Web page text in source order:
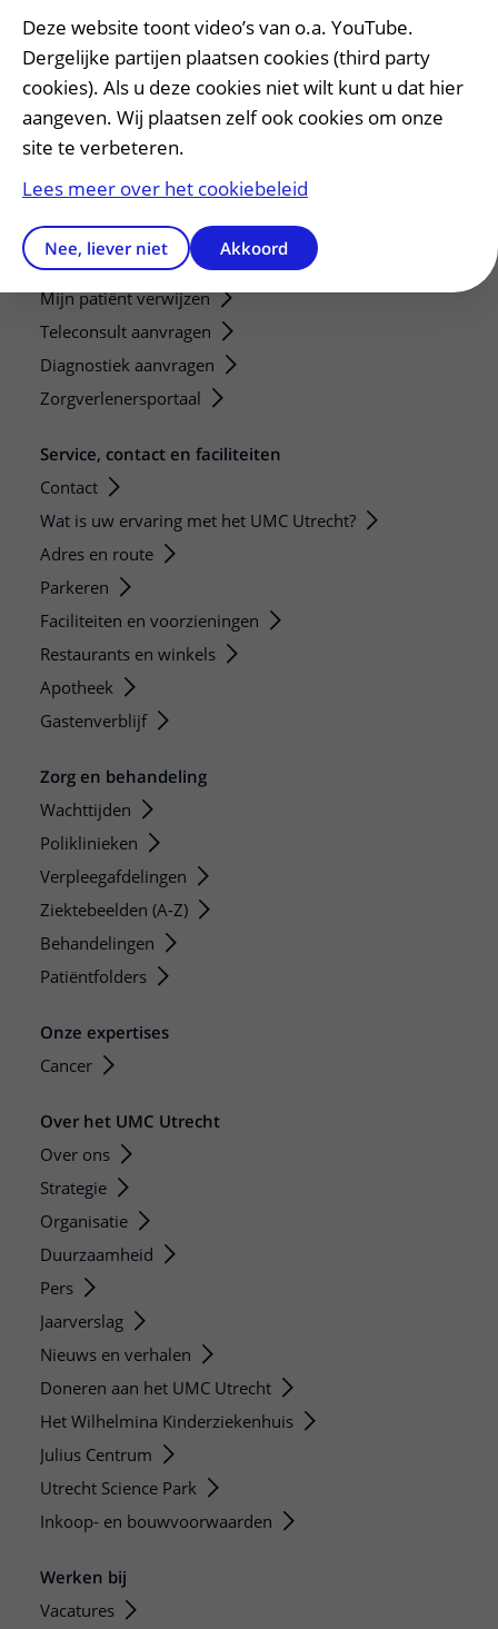
Research
Strategic programs
Research groups
Verwijzers
Mijn patiënt verwijzen
Teleconsult aanvragen
Diagnostiek aanvragen
Zorgverlenersportaal
Service, contact en faciliteiten
Contact
Wat is uw ervaring met het UMC Utrecht?
Adres en route
Parkeren
Faciliteiten en voorzieningen
Restaurants en winkels
Apotheek
Gastenverblijf
Zorg en behandeling
Wachttijden
Poliklinieken
Verpleegafdelingen
Ziektebeelden (A-Z)
Behandelingen
Patiëntfolders
Onze expertises
Cancer
Over het UMC Utrecht
Over ons
Strategie
Organisatie
Duurzaamheid
Pers
Jaarverslag
Nieuws en verhalen
Doneren aan het UMC Utrecht
Het Wilhelmina Kinderziekenhuis
Julius Centrum
Utrecht Science Park
Inkoop- en bouwvoorwaarden
Werken bij
Vacatures
Deze website toont video’s van o.a. YouTube.
Dergelijke partijen plaatsen cookies (third party
cookies). Als u deze cookies niet wilt kunt u dat hier
aangeven. Wij plaatsen zelf ook cookies om onze
site te verbeteren.
Lees meer over het cookiebeleid
Nee, liever niet Akkoord